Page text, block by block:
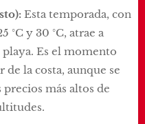
Esta temporada, con
°C y 30 °C, atrae a
Es el momento
la costa, aunque se
más altos de